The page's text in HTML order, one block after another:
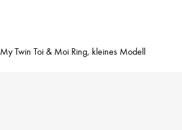
My Twin Toi & Moi Ring, kleines Modell